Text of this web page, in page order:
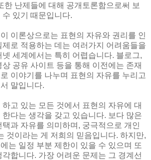
한 난제들에 대해 공개토론함으로써 보
있기 때문입니다.
이론상으로는 표현의 자유와 권리를 인
로 적용하는 데는 여러가지 어려움들을
세계에서는 특히 어렵습니다. 블로그,
공유 사이트 등을 통해 이전에는 존재
이야기를 나누며 표현의 자유를 누리고
말입니다.
하고 있는 모든 것에서 표현의 자유에 대
다는 생각을 갖고 있습니다. 보다 많은
과 자유를 의미하며, 궁극적으로 개인
것이라는 게 저희의 믿음입니다. 하지만,
는 일정 부분 제한이 있을 수 있으며 또
합니다. 가장 어려운 문제는 그 경계선